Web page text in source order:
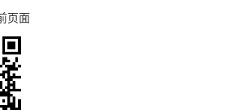
页面